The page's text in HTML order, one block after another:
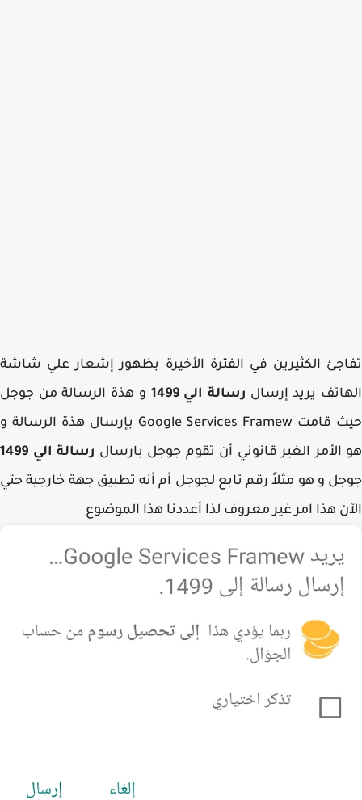
الكثيرين في الفترة الأخيرة بظهور إشعار علي شاشة
يريد إرسالرسالة الي 1499
و هذة الرسالة من جوجل
حيث قامت Google Services Framew بإرسال هذة الرسالة و
الأمر الغير قانوني أن تقوم جوجل بارسالرسالة الي 1499
و هو مثلاً رقم تابع لجوجل أم أنه تطبيق جهة خارجية حتي
هذا امر غير معروف لذا أعددنا هذا الموضوع